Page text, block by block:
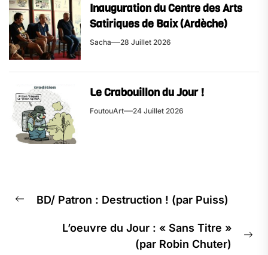
Inauguration du Centre des Arts
Satiriques de Baix (Ardèche)
Sacha 28 Juillet 2026
Le Crabouillon du Jour !
FoutouArt 24 Juillet 2026
de
l’article
Previous
BD/ Patron : Destruction ! (par Puiss)
L’oeuvre du Jour : « Sans Titre »
(par Robin Chuter)